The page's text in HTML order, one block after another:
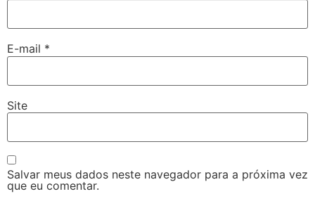
E-mail *
Site
Salvar meus dados neste navegador para a próxima vez
que eu comentar.